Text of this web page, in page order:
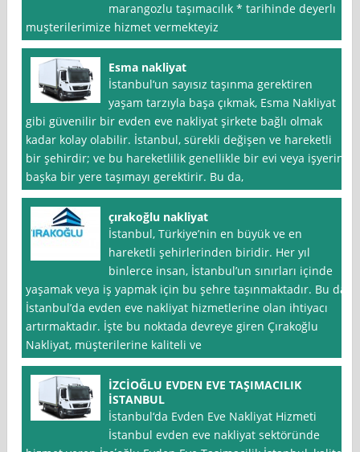
marangozlu taşımacılık * tarihinde deyerlı
muşterilerimize hizmet vermekteyiz
Esma nakliyat
İstanbul‘un sayısız taşınma gerektiren
yaşam tarzıyla başa çıkmak, Esma Nakliyat
gibi güvenilir bir evden eve nakliyat şirkete bağlı olmak
kadar kolay olabilir. İstanbul, sürekli değişen ve hareketli
bir şehirdir; ve bu hareketlilik genellikle bir evi veya işyerini
başka bir yere taşımayı gerektirir. Bu da,
çırakoğlu nakliyat
İstanbul, Türkiye’nin en büyük ve en
hareketli şehirlerinden biridir. Her yıl
binlerce insan, İstanbul’un sınırları içinde
yaşamak veya iş yapmak için bu şehre taşınmaktadır. Bu da
İstanbul’da evden eve nakliyat hizmetlerine olan ihtiyacı
artırmaktadır. İşte bu noktada devreye giren Çırakoğlu
Nakliyat, müşterilerine kaliteli ve
İZCİOĞLU EVDEN EVE TAŞIMACILIK
İSTANBUL
İstanbul‘da Evden Eve Nakliyat Hizmeti
İstanbul evden eve nakliyat sektöründe